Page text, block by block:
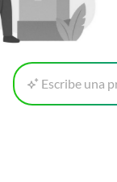
Escribe una